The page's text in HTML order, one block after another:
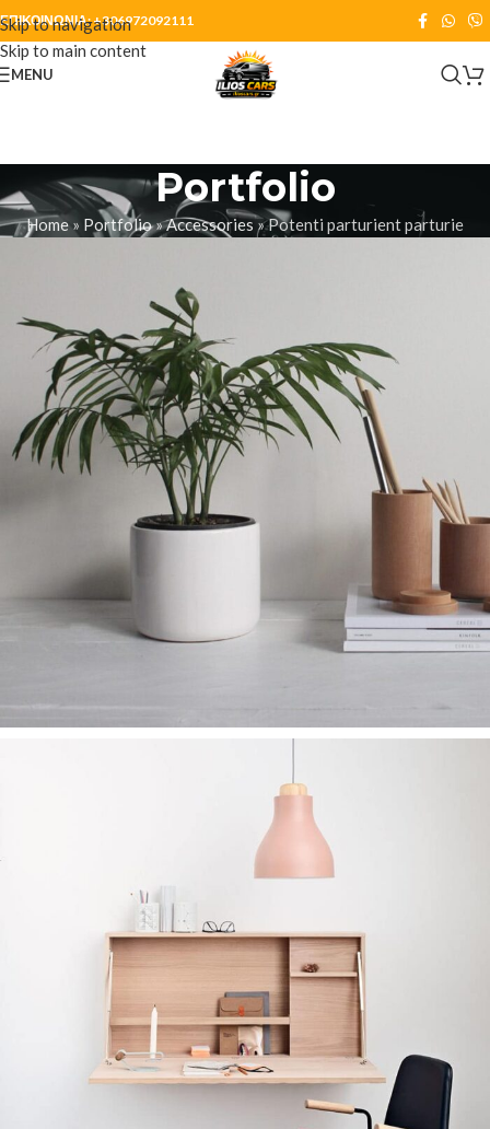
Skip to navigation
Skip to main content
ΕΠΙΚΟΙΝΩΝΙΑ:+306972092111
MENU
Portfolio
Home » Portfolio»Accessories»Potenti parturient parturie